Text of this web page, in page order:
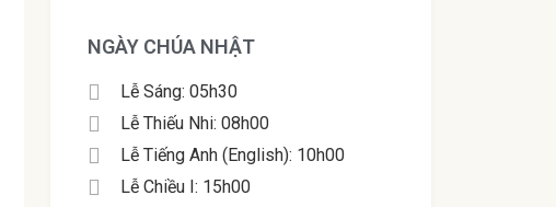
NGÀY CHÚA NHẬT
Lễ Sáng: 05h30
Lễ Thiếu Nhi: 08h00
Lễ Tiếng Anh (English): 10h00
Lễ Chiều I: 15h00